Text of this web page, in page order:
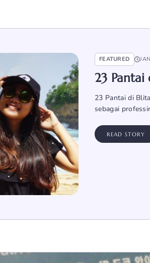
FEATURED
23
23 Pantai di
sebagai
READ STORY